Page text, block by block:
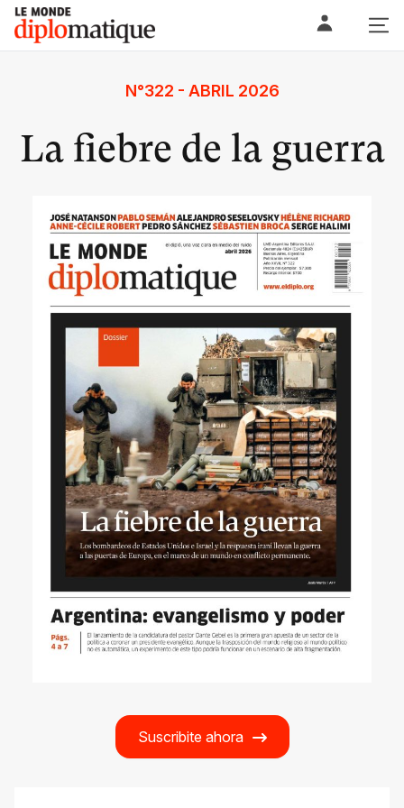
Skip
content
Le monde diplomatique
N°322 - ABRIL 2026
La fiebre de la guerra
Suscribite ahora